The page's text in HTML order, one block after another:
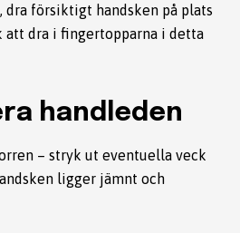
dra försiktigt handsken på plats
att dra i fingertopparna i detta
handleden
– stryk ut eventuella veck
ligger jämnt och